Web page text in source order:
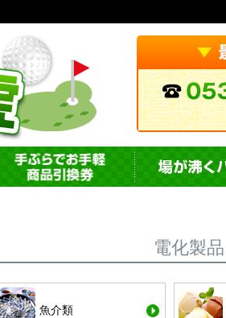
電化製品
魚介類